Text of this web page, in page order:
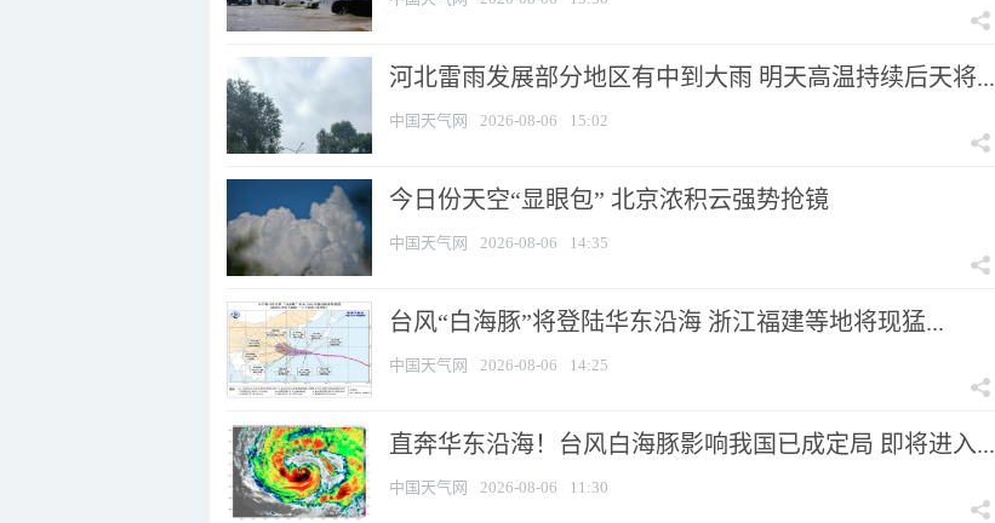
河北雷雨发展部分地区有中到大雨 明天高温持续后天将...
中国天气网 2026-08-06 15:02
今日份天空“显眼包” 北京浓积云强势抢镜
中国天气网 2026-08-06 14:35
台风“白海豚”将登陆华东沿海 浙江福建等地将现猛...
中国天气网 2026-08-06 14:25
直奔华东沿海！台风白海豚影响我国已成定局 即将进入...
中国天气网 2026-08-06 11:30